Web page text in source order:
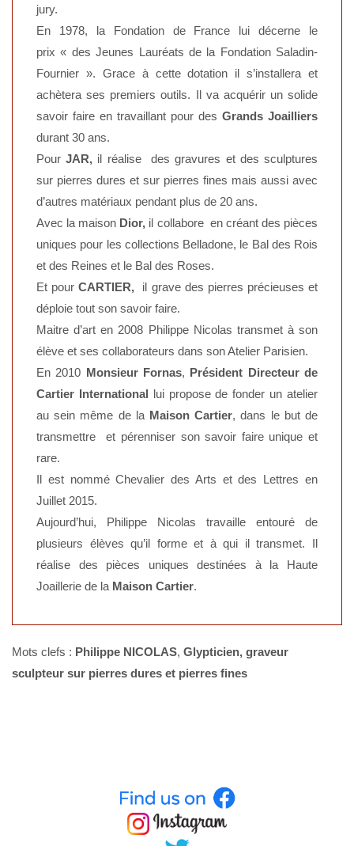
jury.
En 1978, la Fondation de France lui décerne le
prix « des Jeunes Lauréats de la Fondation Saladin-
Fournier ». Grace à cette dotation il s’installera et
achètera ses premiers outils. Il va acquérir un solide
savoir faire en travaillant pour des Grands Joailliers
durant 30 ans.
PourJAR, il réalise des gravures et des sculptures
sur pierres dures et sur pierres fines mais aussi avec
d’autres matériaux pendant plus de 20 ans.
Avec la maison Dior, il collabore en créant des pièces
uniques pour les collections Belladone, le Bal des Rois
et des Reines et le Bal des Roses.
Et pourCARTIER, il grave des pierres précieuses et
déploie tout son savoir faire.
Maitre d’art en 2008 Philippe Nicolas transmet à son
élève et ses collaborateurs dans son Atelier Parisien.
En 2010 Monsieur Fornas, Président Directeur de
Cartier International lui propose de fonder un atelier
au sein même de la Maison Cartier, dans le but de
transmettre et pérenniser son savoir faire unique et
rare.
Il est nommé Chevalier des Arts et des Lettres en
Juillet 2015.
Aujourd’hui, Philippe Nicolas travaille entouré de
plusieurs élèves qu’il forme et à qui il transmet. Il
réalise des pièces uniques destinées à la Haute
Joaillerie de la Maison Cartier.
Mots clefs : Philippe NICOLAS, Glypticien, graveur
sculpteur sur pierres dures et pierres fines